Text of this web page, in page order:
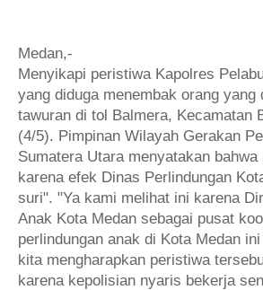
Medan,-
Menyikapi peristiwa Kapolres
yang diduga menembak orang yang
tawuran di tol Balmera, Kecamatan
(4/5). Pimpinan Wilayah Gerakan
Sumatera Utara menyatakan
karena efek Dinas Perlindungan
suri". "Ya kami melihat ini karena
Anak Kota Medan sebagai pusat
perlindungan anak di Kota Medan
kita mengharapkan peristiwa
karena kepolisian nyaris bekerja